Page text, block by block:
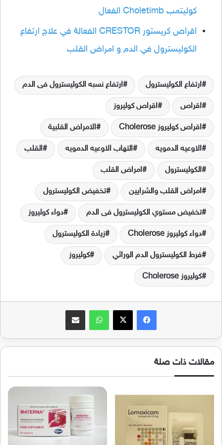
كوليتمب Choletimb الفعال
اقراص كريستور CRESTOR الفعالة في علاج ارتفاع
الكوليسترول في الدم و امراض القلب
ارتفاع الكوليسترول ارتفاع نسبه الكوليسترول فى الدم
اقراص اقراص كوليروز
اقراص كوليروز Cholerose الامراض القلبية
الاوعيه الدمويه التهاب الاوعيه الدمويه القلب
الكوليسترول امراض القلب
امراض القلب والشرايين تخفيض الكوليسترول
تخفيض مستوي الكوليسترول فى الدم دواء كوليروز
دواء كوليروز Cholerose زيادة الكوليسترول
فرط الكوليسترول الدم الوراثي كوليروز
كوليروز Cholerose
فيسبوك‫X واتساب مشاركة عبر البريد
مقالات ذات صلة